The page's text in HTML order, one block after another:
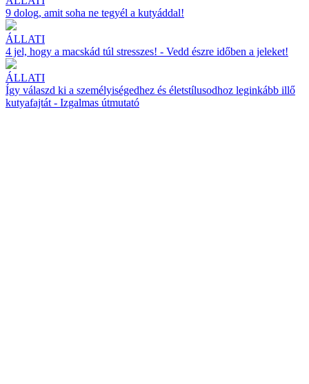
9 dolog, amit soha ne tegyél a kutyáddal!
ÁLLATI
4 jel, hogy a macskád túl stresszes! - Vedd észre időben a jeleket!
ÁLLATI
Így válaszd ki a személyiségedhez és életstílusodhoz leginkább illő
kutyafajtát - Izgalmas útmutató